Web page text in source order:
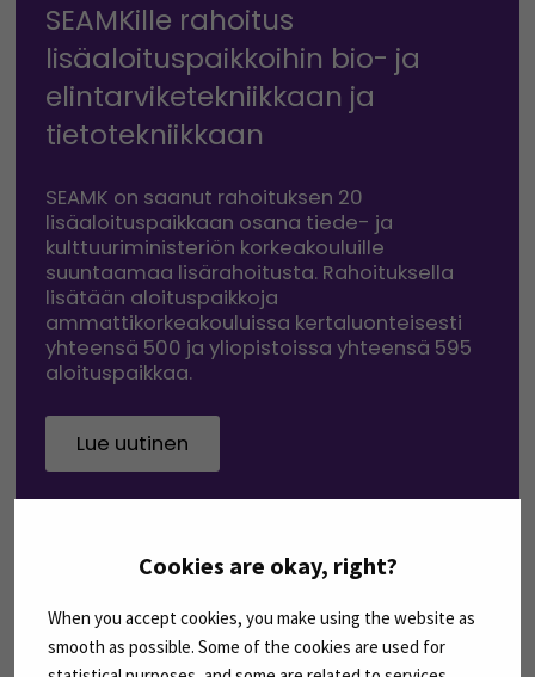
Cookies are okay, right?
When you accept cookies, you make using the website as
smooth as possible. Some of the cookies are used for
SEAMKille rahoitus
lisäaloituspaikkoihin bio- ja
elintarviketekniikkaan ja
tietotekniikkaan
SEAMK on saanut rahoituksen 20
lisäaloituspaikkaan osana tiede- ja
kulttuuriministeriön korkeakouluille
suuntaamaa lisärahoitusta. Rahoituksella
lisätään aloituspaikkoja
ammattikorkeakouluissa kertaluonteisesti
yhteensä 500 ja yliopistoissa yhteensä 595
aloituspaikkaa.
Lue uutinen
AJANKOHTAISTA